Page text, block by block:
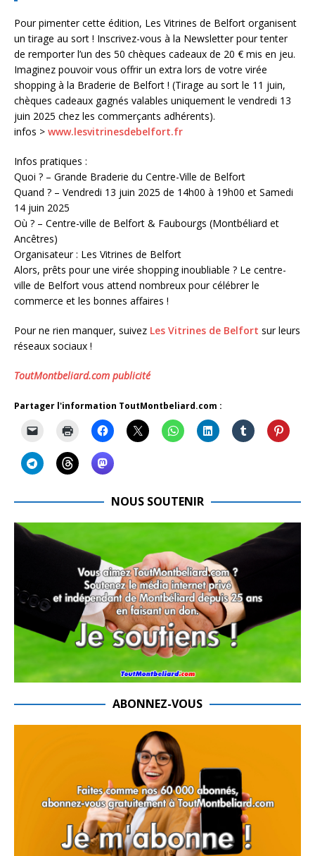
Pour pimenter cette édition, Les Vitrines de Belfort organisent
un tirage au sort ! Inscrivez-vous à la Newsletter pour tenter
de remporter l’un des 50 chèques cadeaux de 20 € mis en jeu.
Imaginez pouvoir vous offrir un extra lors de votre virée
shopping à la Braderie de Belfort ! (Tirage au sort le 11 juin,
chèques cadeaux gagnés valables uniquement le vendredi 13
juin 2025 chez les commerçants adhérents).
infos > www.lesvitrinesdebelfort.fr
Infos pratiques :
Quoi ? – Grande Braderie du Centre-Ville de Belfort
Quand ? – Vendredi 13 juin 2025 de 14h00 à 19h00 et Samedi
14 juin 2025
Où ? – Centre-ville de Belfort & Faubourgs (Montbéliard et
Ancêtres)
Organisateur : Les Vitrines de Belfort
Alors, prêts pour une virée shopping inoubliable ? Le centre-
ville de Belfort vous attend nombreux pour célébrer le
commerce et les bonnes affaires !
Pour ne rien manquer, suivez Les Vitrines de Belfort sur leurs
réseaux sociaux !
ToutMontbeliard.com publicité
Partager l'information ToutMontbeliard.com :
NOUS SOUTENIR
ABONNEZ-VOUS